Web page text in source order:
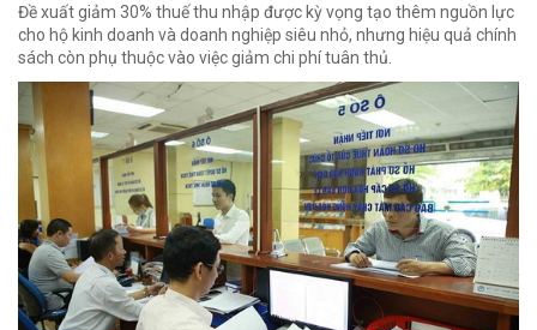
Đề xuất giảm 30% thuế thu nhập được kỳ vọng tạo thêm nguồn lực
cho hộ kinh doanh và doanh nghiệp siêu nhỏ, nhưng hiệu quả chính
sách còn phụ thuộc vào việc giảm chi phí tuân thủ.